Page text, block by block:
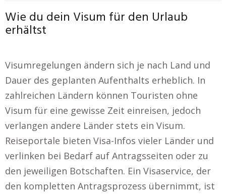
Wie du dein Visum für den Urlaub
erhältst
Visumregelungen ändern sich je nach Land und
Dauer des geplanten Aufenthalts erheblich. In
zahlreichen Ländern können Touristen ohne
Visum für eine gewisse Zeit einreisen, jedoch
verlangen andere Länder stets ein Visum.
Reiseportale bieten Visa-Infos vieler Länder und
verlinken bei Bedarf auf Antragsseiten oder zu
den jeweiligen Botschaften. Ein Visaservice, der
den kompletten Antragsprozess übernimmt, ist